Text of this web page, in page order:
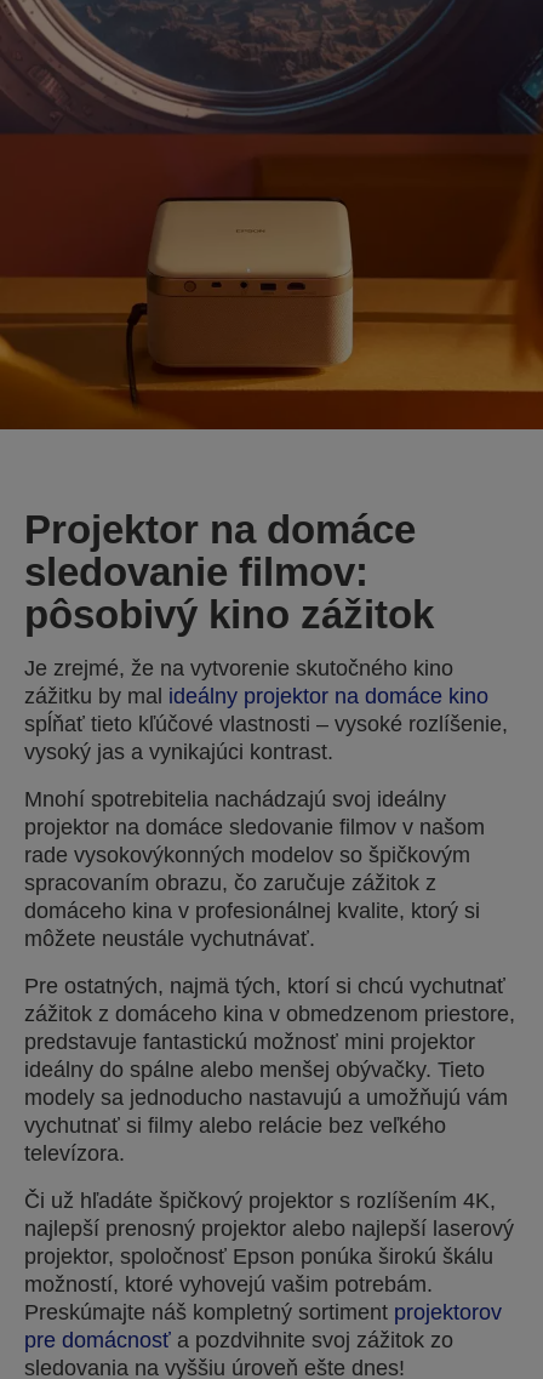
Projektor na domáce
sledovanie filmov:
pôsobivý kino zážitok
Je zrejmé, že na vytvorenie skutočného kino
zážitku by mal ideálny projektor na domáce kino
spĺňať tieto kľúčové vlastnosti – vysoké rozlíšenie,
vysoký jas a vynikajúci kontrast.
Mnohí spotrebitelia nachádzajú svoj ideálny
projektor na domáce sledovanie filmov v našom
rade vysokovýkonných modelov so špičkovým
spracovaním obrazu, čo zaručuje zážitok z
domáceho kina v profesionálnej kvalite, ktorý si
môžete neustále vychutnávať.
Pre ostatných, najmä tých, ktorí si chcú vychutnať
zážitok z domáceho kina v obmedzenom priestore,
predstavuje fantastickú možnosť mini projektor
ideálny do spálne alebo menšej obývačky. Tieto
modely sa jednoducho nastavujú a umožňujú vám
vychutnať si filmy alebo relácie bez veľkého
televízora.
Či už hľadáte špičkový projektor s rozlíšením 4K,
najlepší prenosný projektor alebo najlepší laserový
projektor, spoločnosť Epson ponúka širokú škálu
možností, ktoré vyhovejú vašim potrebám.
Preskúmajte náš kompletný sortiment projektorov
pre domácnosť a pozdvihnite svoj zážitok zo
sledovania na vyššiu úroveň ešte dnes!